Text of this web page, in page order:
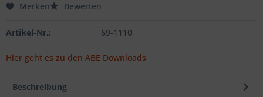
Merken Bewerten
Artikel-Nr.: 69-1110
Hier geht es zu den ABE Downloads
Beschreibung